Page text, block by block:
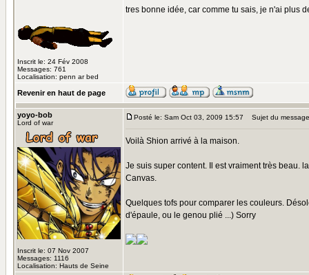
Inscrit le: 24 Fév 2008
Messages: 761
Localisation: penn ar bed
tres bonne idée, car comme tu sais, je n'ai plus
Revenir en haut de page
yoyo-bob
Lord of war
Inscrit le: 07 Nov 2007
Messages: 1116
Localisation: Hauts de Seine
Posté le: Sam Oct 03, 2009 15:57 Sujet du
Voilà Shion arrivé à la maison.
Je suis super content. Il est vraiment très beau.
Canvas.
Quelques tofs pour comparer les couleurs.
d'épaule, ou le genou plié ...) Sorry